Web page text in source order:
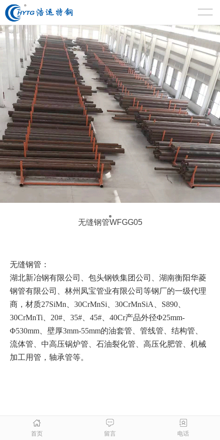
无缝钢管WFGG05
无缝钢管：
湖北新冶钢有限公司、包头钢铁集团公司、湖南衡阳华菱
钢管有限公司、林州凤宝管业有限公司等钢厂的一级代理
商，材质27SiMn、30CrMnSi、30CrMnSiA、S890、
30CrMnTi、20#、35#、45#、40Cr产品外径Φ25mm-
Φ530mm、壁厚3mm-55mm的油套管、管线管、结构管、
流体管、中高压锅炉管、石油裂化管、高压化肥管、机械
加工用管，轴承管等。
首页 留言 电话
首页
公司概况
产品中心
新闻资讯
联系我们